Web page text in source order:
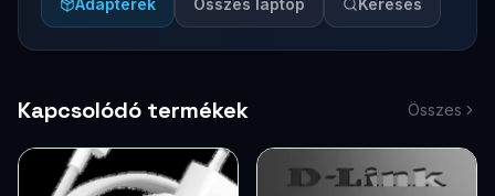
Adapterek
Összes laptop Keresés
Kapcsolódó termékek Összes